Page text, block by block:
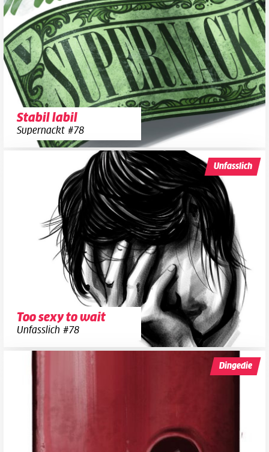
Stabil labil
Supernackt #78
Too sexy to wait
Unfasslich #78
Unfasslich
Dingedie